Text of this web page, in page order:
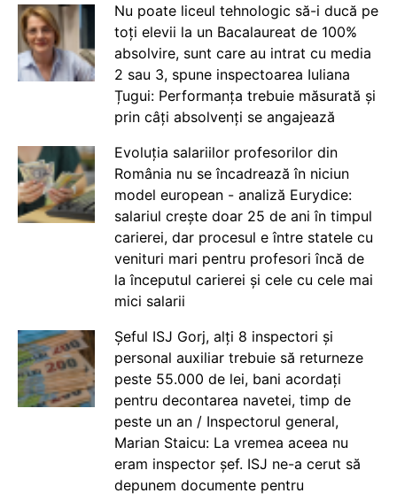
Nu poate liceul tehnologic să-i ducă pe
toți elevii la un Bacalaureat de 100%
absolvire, sunt care au intrat cu media
2 sau 3, spune inspectoarea Iuliana
Țugui: Performanța trebuie măsurată și
prin câți absolvenți se angajează
Evoluția salariilor profesorilor din
România nu se încadrează în niciun
model european - analiză Eurydice:
salariul crește doar 25 de ani în timpul
carierei, dar procesul e între statele cu
venituri mari pentru profesori încă de
la începutul carierei și cele cu cele mai
mici salarii
Șeful ISJ Gorj, alți 8 inspectori și
personal auxiliar trebuie să returneze
peste 55.000 de lei, bani acordați
pentru decontarea navetei, timp de
peste un an / Inspectorul general,
Marian Staicu: La vremea aceea nu
eram inspector șef. ISJ ne-a cerut să
depunem documente pentru